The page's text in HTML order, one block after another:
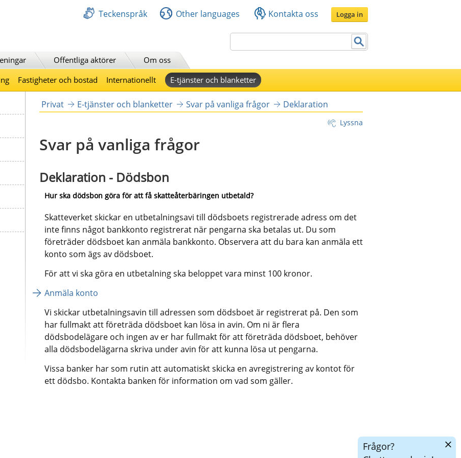
Teckenspråk Other languages Kontakta oss Logga in
Offentliga aktörer
Om oss
Fastigheter och bostad Internationellt E-tjänster och blanketter
Privat E-tjänster och blanketter Svar på vanliga frågor Deklaration
Lyssna
Svar på vanliga frågor
Deklaration - Dödsbon
Hur ska dödsbon göra för att få skatteåterbäringen utbetald?
Skatteverket skickar en utbetalningsavi till dödsboets registrerade adress om det
inte finns något bankkonto registrerat när pengarna ska betalas ut. Du som
företräder dödsboet kan anmäla bankkonto. Observera att du bara kan anmäla ett
konto som ägs av dödsboet.
För att vi ska göra en utbetalning ska beloppet vara minst 100 kronor.
Anmäla konto
Vi skickar utbetalningsavin till adressen som dödsboet är registrerat på. Den som
har fullmakt att företräda dödsboet kan lösa in avin. Om ni är flera
dödsbodelägare och ingen av er har fullmakt för att företräda dödsboet, behöver
alla dödsbodelägarna skriva under avin för att kunna lösa ut pengarna.
Vissa banker har som rutin att automatiskt skicka en avregistrering av kontot för
ett dödsbo. Kontakta banken för information om vad som gäller.
Frågor?
Dölj